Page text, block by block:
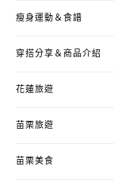
瘦身運動＆食譜
穿搭分享＆商品介紹
花蓮旅遊
苗栗旅遊
苗栗美食